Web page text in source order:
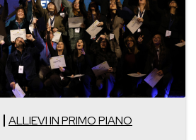
ALLIEVI IN PRIMO PIANO